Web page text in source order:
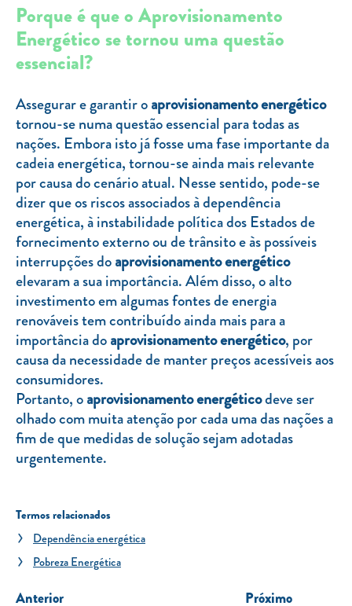
Porque é que o Aprovisionamento
Energético se tornou uma questão
essencial?
Assegurar e garantir oaprovisionamento energético
tornou-se numa questão essencial para todas as
nações. Embora isto já fosse uma fase importante da
cadeia energética, tornou-se ainda mais relevante
por causa do cenário atual. Nesse sentido, pode-se
dizer que os riscos associados à dependência
energética, à instabilidade política dos Estados de
fornecimento externo ou de trânsito e às possíveis
interrupções doaprovisionamento energético
elevaram a sua importância. Além disso, o alto
investimento em algumas fontes de energia
renováveis tem contribuído ainda mais para a
importância doaprovisionamento energético, por
causa da necessidade de manter preços acessíveis aos
consumidores.
Portanto, oaprovisionamento energéticodeve ser
olhado com muita atenção por cada uma das nações a
fim de que medidas de solução sejam adotadas
urgentemente.
Termos relacionados
Dependência energética
Pobreza Energética
Anterior Próximo